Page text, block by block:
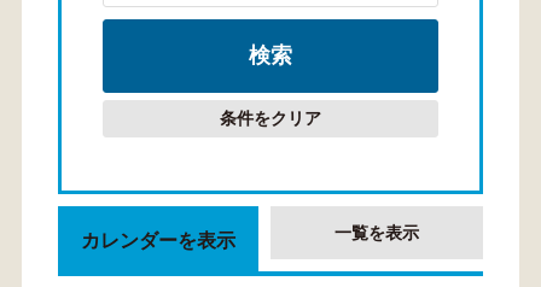
条件をクリア
カレンダーを表示 一覧を表示